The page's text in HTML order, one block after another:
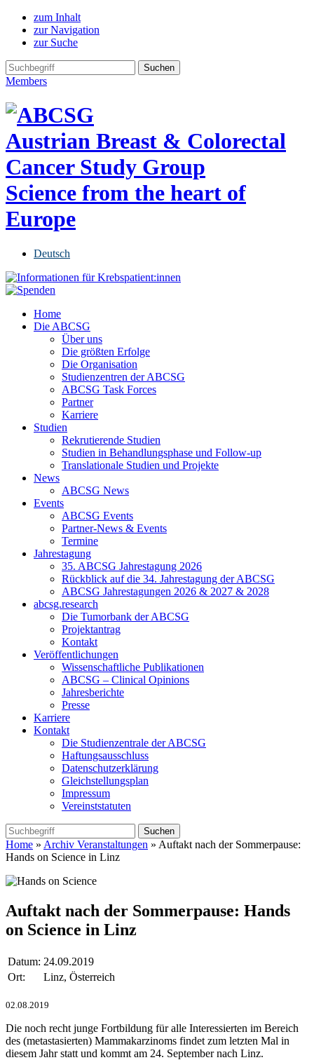
zum Inhalt
zur Navigation
zur Suche
Members
Austrian Breast & Colorectal
Cancer Study Group
Science from the heart of
Europe
Deutsch
Home
Die ABCSG
Über uns
Die größten Erfolge
Die Organisation
Studienzentren der ABCSG
ABCSG Task Forces
Partner
Karriere
Studien
Rekrutierende Studien
Studien in Behandlungsphase und Follow-up
Translationale Studien und Projekte
News
ABCSG News
Events
ABCSG Events
Partner-News & Events
Termine
Jahrestagung
35. ABCSG Jahrestagung 2026
Rückblick auf die 34. Jahrestagung der ABCSG
ABCSG Jahrestagungen 2026 & 2027 & 2028
abcsg.research
Die Tumorbank der ABCSG
Projektantrag
Kontakt
Veröffentlichungen
Wissenschaftliche Publikationen
ABCSG – Clinical Opinions
Jahresberichte
Presse
Karriere
Kontakt
Die Studienzentrale der ABCSG
Haftungsausschluss
Datenschutzerklärung
Gleichstellungsplan
Impressum
Vereinststatuten
Home » Archiv Veranstaltungen » Auftakt nach der Sommerpause:
Hands on Science in Linz
Auftakt nach der Sommerpause: Hands
on Science in Linz
Datum: 24.09.2019
Ort:
Linz, Österreich
02.08.2019
Die noch recht junge Fortbildung für alle Interessierten im Bereich
des (metastasierten) Mammakarzinoms findet zum letzten Mal in
diesem Jahr statt und kommt am 24. September nach Linz.